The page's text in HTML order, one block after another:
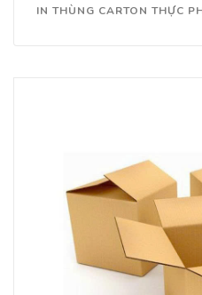
IN THÙNG CARTON THỰC